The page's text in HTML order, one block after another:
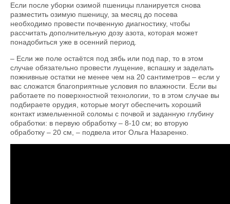
Если после уборки озимой пшеницы планируется снова
разместить озимую пшеницу, за месяц до посева
необходимо провести почвенную диагностику, чтобы
рассчитать дополнительную дозу азота, которая может
понадобиться уже в осенний период.
– Если же поле остаётся под зябь или под пар, то в этом
случае обязательно провести лущение, вспашку и заделать
пожнивные остатки не менее чем на 20 сантиметров – если у
вас сложатся благоприятные условия по влажности. Если вы
работаете по поверхностной технологии, то в этом случае вы
подбираете орудия, которые могут обеспечить хороший
контакт измельченной соломы с почвой и заданную глубину
обработки: в первую обработку – 8-10 см; во вторую
обработку – 20 см, – подвела итог Ольга Назаренко.